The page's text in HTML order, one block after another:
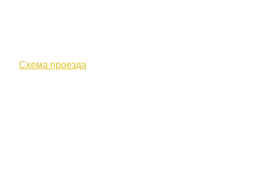
Схема проезда